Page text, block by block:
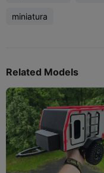
miniatura
Related Models